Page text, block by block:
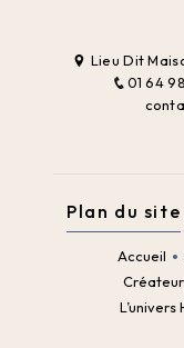
Lieu Dit
01 64
Plan du site
Accueil
L’univers